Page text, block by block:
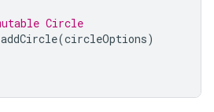
Circle
addCircle(circleOptions)